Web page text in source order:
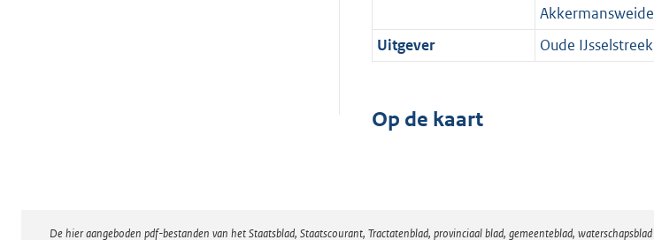
Uitgever
Oude IJsselstreek
Op de kaart
De hier aangeboden pdf-bestanden van het Staatsblad, Staatscourant, Tractatenblad, provinciaal blad, gemeenteblad,